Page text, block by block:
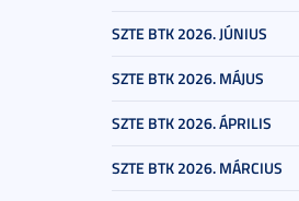
SZTE BTK 2026. JÚNIUS
SZTE BTK 2026. MÁJUS
SZTE BTK 2026. ÁPRILIS
SZTE BTK 2026. MÁRCIUS